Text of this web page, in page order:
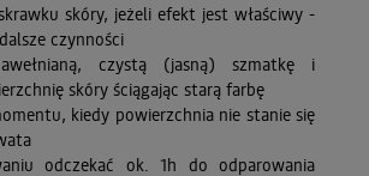
skóry, jeżeli efekt jest właściwy -
czynności
czystą (jasną) szmatkę i
skóry ściągając starą farbę
kiedy powierzchnia nie stanie się
odczekać ok. 1h do odparowania